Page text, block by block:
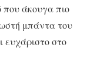
άκουγα πιο
μπάντα του
ευχάριστο στο